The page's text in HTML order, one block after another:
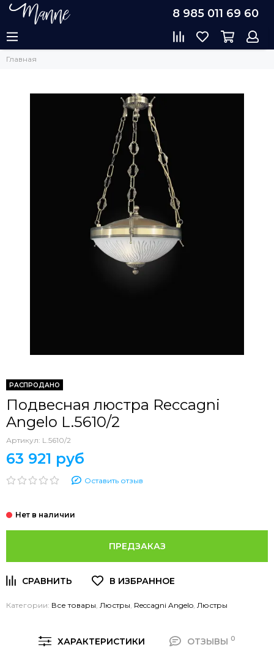
8 985 011 69 60
Главная
РАСПРОДАНО
Подвесная люстра Reccagni
Angelo L.5610/2
Артикул: L.5610/2
63 921 руб
Оставить отзыв
ПРЕДЗАКАЗ
Категории: Все товары Люстры Reccagni Angelo Люстры
ХАРАКТЕРИСТИКИ ОТЗЫВЫ 0